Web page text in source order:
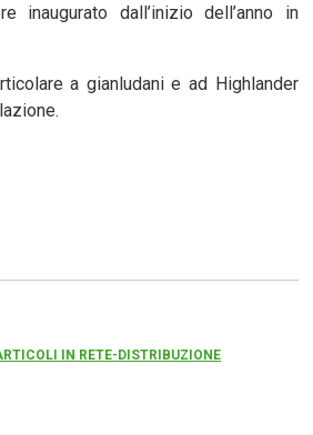
inaugurato dall’inizio dell’anno in
a gianludani e ad Highlander
IN RETE-DISTRIBUZIONE